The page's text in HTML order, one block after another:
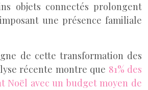
objets connectés prolongent
une présence familiale
de cette transformation des
récente montre que 81% des
Noël avec un budget moyen de